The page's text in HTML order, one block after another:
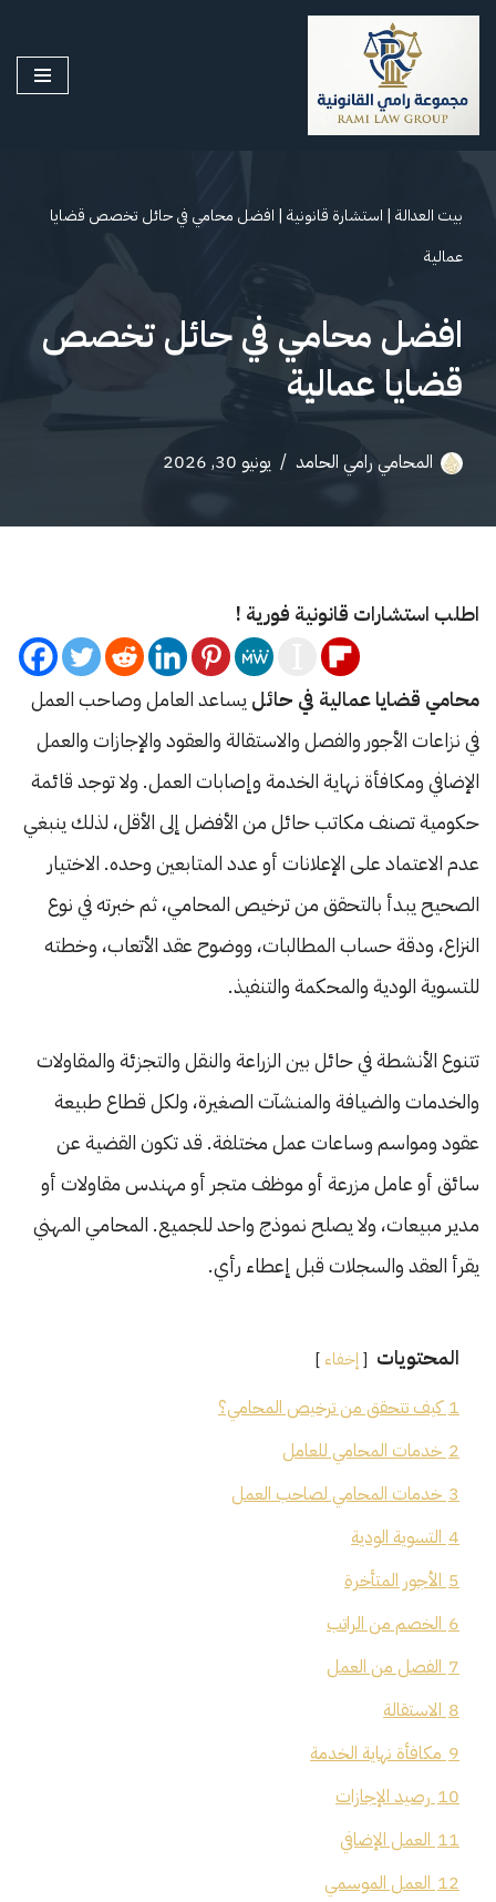
إلى
بيت العدالة | استشارة قانونية | افضل محامي في حائل تخصص قضايا
عمالية
افضل محامي في حائل تخصص
قضايا عمالية
المحامي رامي الحامد يونيو 30, 2026
اطلب استشارات قانونية فورية !
محامي قضايا عمالية في حائل يساعد العامل وصاحب العمل
في نزاعات الأجور والفصل والاستقالة والعقود والإجازات والعمل
الإضافي ومكافأة نهاية الخدمة وإصابات العمل. ولا توجد قائمة
حكومية تصنف مكاتب حائل من الأفضل إلى الأقل، لذلك ينبغي
عدم الاعتماد على الإعلانات أو عدد المتابعين وحده. الاختيار
الصحيح يبدأ بالتحقق من ترخيص المحامي، ثم خبرته في نوع
النزاع، ودقة حساب المطالبات، ووضوح عقد الأتعاب، وخطته
للتسوية الودية والمحكمة والتنفيذ.
تتنوع الأنشطة في حائل بين الزراعة والنقل والتجزئة والمقاولات
والخدمات والضيافة والمنشآت الصغيرة، ولكل قطاع طبيعة
عقود ومواسم وساعات عمل مختلفة. قد تكون القضية عن
سائق أو عامل مزرعة أو موظف متجر أو مهندس مقاولات أو
مدير مبيعات، ولا يصلح نموذج واحد للجميع. المحامي المهني
يقرأ العقد والسجلات قبل إعطاء رأي.
المحتويات إخفاء
1 كيف تتحقق من ترخيص المحامي؟
2 خدمات المحامي للعامل
3 خدمات المحامي لصاحب العمل
4 التسوية الودية
5 الأجور المتأخرة
6 الخصم من الراتب
7 الفصل من العمل
8 الاستقالة
9 مكافأة نهاية الخدمة
10 رصيد الإجازات
11 العمل الإضافي
12 العمل الموسمي